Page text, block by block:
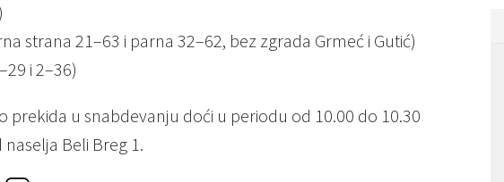
strana 21–63 i parna 32–62, bez zgrada Grmeć i Gutić)
i 2–36)
prekida u snabdevanju doći u periodu od 10.00 do 10.30
Beli Breg 1.